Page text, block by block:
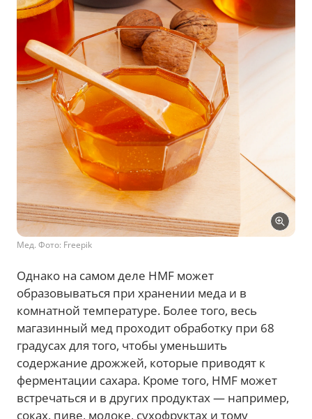
Мед. Фото: Freepik
Однако на самом деле HMF может
образовываться при хранении меда и в
комнатной температуре. Более того, весь
магазинный мед проходит обработку при 68
градусах для того, чтобы уменьшить
содержание дрожжей, которые приводят к
ферментации сахара. Кроме того, HMF может
встречаться и в других продуктах — например,
соках, пиве, молоке, сухофруктах и тому